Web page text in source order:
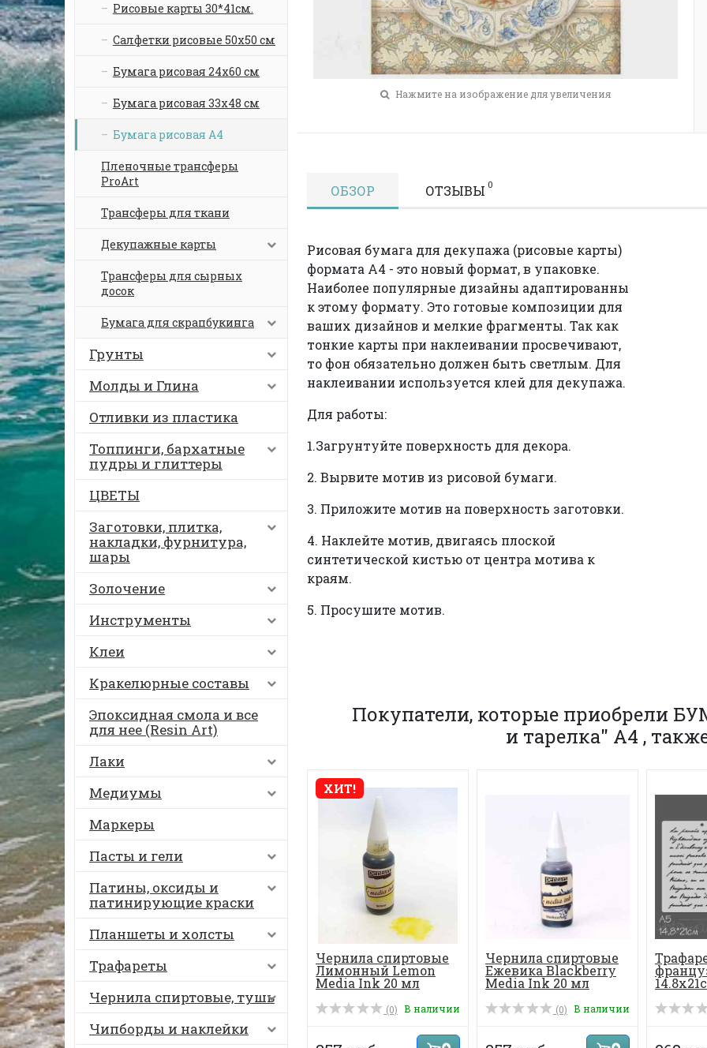
Рисовые карты 30*41см.
Салфетки рисовые 50х50 см
Бумага рисовая 24х60 см
Бумага рисовая 33х48 см
Бумага рисовая А4
Пленочные трансферы
ProArt
Трансферы для ткани
Декупажные карты
Трансферы для сырных
досок
Бумага для скрапбукинга
Грунты
Молды и Глина
Отливки из пластика
Топпинги, бархатные
пудры и глиттеры
ЦВЕТЫ
Заготовки, плитка,
накладки, фурнитура,
шары
Золочение
Инструменты
Клеи
Кракелюрные составы
Эпоксидная смола и все
для нее (Resin Art)
Лаки
Медиумы
Маркеры
Пасты и гели
Патины, оксиды и
патинирующие краски
Планшеты и холсты
Трафареты
Чернила спиртовые, тушь
Чипборды и наклейки
Нажмите на изображение для увеличения
ОБЗОР ОТЗЫВЫ 0
Рисовая бумага для декупажа (рисовые карты)
формата А4 - это новый формат, в упаковке.
Наиболее популярные дизайны адаптированны
к этому формату. Это готовые композиции для
ваших дизайнов и мелкие фрагменты. Так как
тонкие карты при наклеивании просвечивают,
то фон обязательно должен быть светлым. Для
наклеивании используется клей для декупажа.
Для работы:
1.Загрунтуйте поверхность для декора.
2. Вырвите мотив из рисовой бумаги.
3. Приложите мотив на поверхность заготовки.
4. Наклейте мотив, двигаясь плоской
синтетической кистью от центра мотива к
краям.
5. Просушите мотив.
Покупатели, которые приобрели
и тарелка" А4 ,
ХИТ!
Чернила спиртовые
Лимонный Lemon
Media Ink 20 мл
(0) В наличии
Чернила спиртовые
Ежевика Blackberry
Media Ink 20 мл
(0) В наличии